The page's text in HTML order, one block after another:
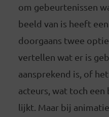
om gebeurtenissen
beeld van is heeft
doorgaans twee
vertellen wat er is
aansprekend is, of
acteurs, wat toch
lijkt. Maar bij